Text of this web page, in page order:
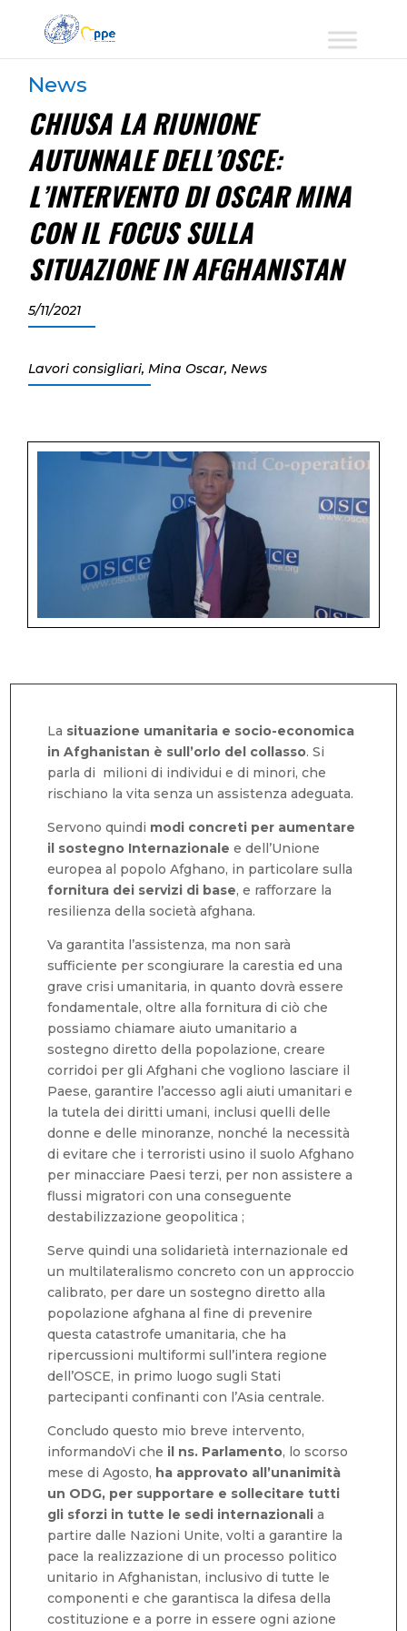
News
CHIUSA LA RIUNIONE
AUTUNNALE DELL’OSCE:
L’INTERVENTO DI OSCAR MINA
CON IL FOCUS SULLA
SITUAZIONE IN AFGHANISTAN
5/11/2021
Lavori consigliari,Mina Oscar,News
La situazione umanitaria e socio-economica
in Afghanistan è sull’orlo del collasso. Si
parla di milioni di individui e di minori, che
rischiano la vita senza un assistenza adeguata.
Servono quindi modi concreti per aumentare
il sostegno Internazionale e dell’Unione
europea al popolo Afghano, in particolare sulla
fornitura dei servizi di base, e rafforzare la
resilienza della società afghana.
Va garantita l’assistenza, ma non sarà
sufficiente per scongiurare la carestia ed una
grave crisi umanitaria, in quanto dovrà essere
fondamentale, oltre alla fornitura di ciò che
possiamo chiamare aiuto umanitario a
sostegno diretto della popolazione, creare
corridoi per gli Afghani che vogliono lasciare il
Paese, garantire l’accesso agli aiuti umanitari e
la tutela dei diritti umani, inclusi quelli delle
donne e delle minoranze, nonché la necessità
di evitare che i terroristi usino il suolo Afghano
per minacciare Paesi terzi, per non assistere a
flussi migratori con una conseguente
destabilizzazione geopolitica ;
Serve quindi una solidarietà internazionale ed
un multilateralismo concreto con un approccio
calibrato, per dare un sostegno diretto alla
popolazione afghana al fine di prevenire
questa catastrofe umanitaria, che ha
ripercussioni multiformi sull’intera regione
dell’OSCE, in primo luogo sugli Stati
partecipanti confinanti con l’Asia centrale.
Concludo questo mio breve intervento,
informandoVi che il ns. Parlamento, lo scorso
mese di Agosto, ha approvato all’unanimità
un ODG, per supportare e sollecitare tutti
gli sforzi in tutte le sedi internazionali a
partire dalle Nazioni Unite, volti a garantire la
pace la realizzazione di un processo politico
unitario in Afghanistan, inclusivo di tutte le
componenti e che garantisca la difesa della
costituzione e a porre in essere ogni azione